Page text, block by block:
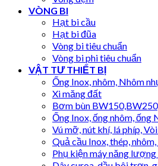
VÒNG BI
Hạt bi cầu
Hạt bi đũa
Vòng bi tiêu chuẩn
Vòng bi phi tiêu chuẩn
VẬT TƯ THIẾT BỊ
Ống Inox, nhôm, Nhôm
Xi măng đất
Bơm bùn
Ống Inox, ống nhôm, ống
Vú mỡ, nút khí, lá phíp,
Quả cầu Inox, thép,
Phụ kiện máy năng